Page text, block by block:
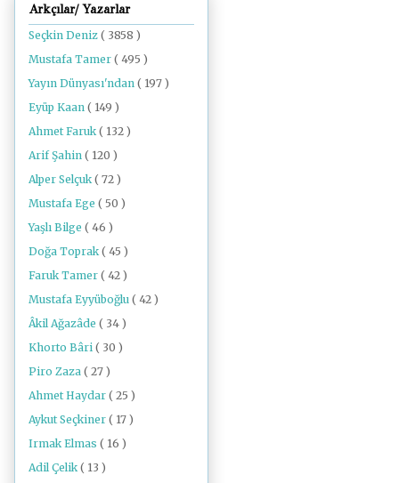
Arkçılar/ Yazarlar
Seçkin Deniz ( 3858 )
Mustafa Tamer ( 495 )
Yayın Dünyası'ndan ( 197 )
Eyüp Kaan ( 149 )
Ahmet Faruk ( 132 )
Arif Şahin ( 120 )
Alper Selçuk ( 72 )
Mustafa Ege ( 50 )
Yaşlı Bilge ( 46 )
Doğa Toprak ( 45 )
Faruk Tamer ( 42 )
Mustafa Eyyüboğlu ( 42 )
Âkil Ağazâde ( 34 )
Khorto Bâri ( 30 )
Piro Zaza ( 27 )
Ahmet Haydar ( 25 )
Aykut Seçkiner ( 17 )
Irmak Elmas ( 16 )
Adil Çelik ( 13 )